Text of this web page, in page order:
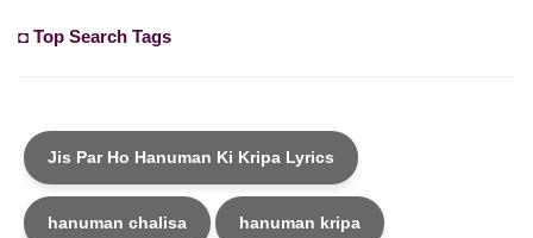
◘ Top Search Tags
Jis Par Ho Hanuman Ki Kripa Lyrics
hanuman chalisa hanuman kripa